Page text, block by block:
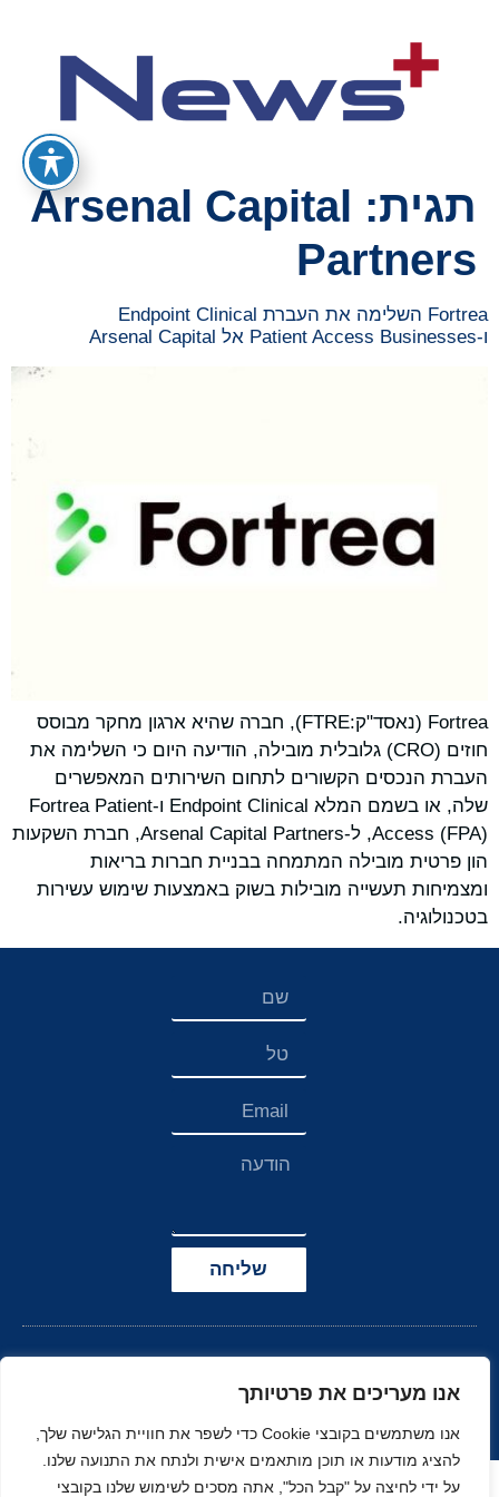
אנו מעריכים את פרטיותך
אנו משתמשים בקובצי Cookie כדי לשפר את חוויית הגלישה שלך,
להציג מודעות או תוכן מותאמים אישית ולנתח את התנועה שלנו.
על ידי לחיצה על "קבל הכל", אתה מסכים לשימוש שלנו בקובצי
תגית: Arsenal Capital
Partners
Fortrea השלימה את העברת Endpoint Clinical
ו-Patient Access Businesses אל Arsenal Capital
Fortrea (נאסד"ק:FTRE), חברה שהיא ארגון מחקר מבוסס
חוזים (CRO) גלובלית מובילה, הודיעה היום כי השלימה את
העברת הנכסים הקשורים לתחום השירותים המאפשרים
שלה, או בשמם המלא Endpoint Clinical ו-Fortrea Patient
Access (FPA), ל-Arsenal Capital Partners, חברת השקעות
הון פרטית מובילה המתמחה בבניית חברות בריאות
ומצמיחות תעשייה מובילות בשוק באמצעות שימוש עשירות
בטכנולוגיה.
שליחה
הצהרת נגישות